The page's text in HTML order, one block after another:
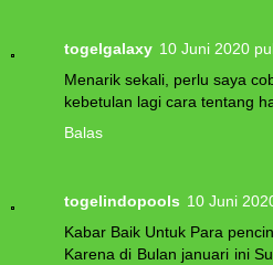
togelgalaxy 10 Juni 2020
Menarik sekali, perlu saya
kebetulan lagi cara tentang
Balas
togelindopools 10 Juni
Kabar Baik Untuk Para
Karena di Bulan januari ini